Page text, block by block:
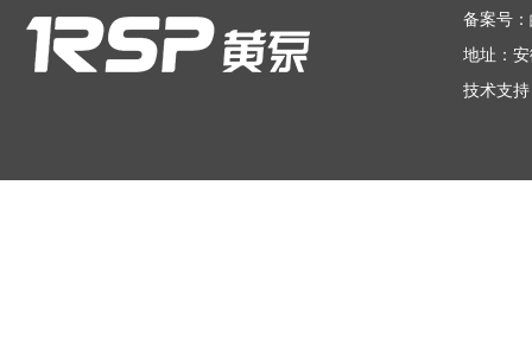
备案号：
地址：
技术支